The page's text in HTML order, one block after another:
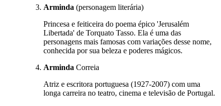
Arminda (personagem literária)
Princesa e feiticeira do poema épico 'Jerusalém
Libertada' de Torquato Tasso. Ela é uma das
personagens mais famosas com variações desse nome,
conhecida por sua beleza e poderes mágicos.
Arminda Correia
Atriz e escritora portuguesa (1927-2007) com uma
longa carreira no teatro, cinema e televisão de Portugal.